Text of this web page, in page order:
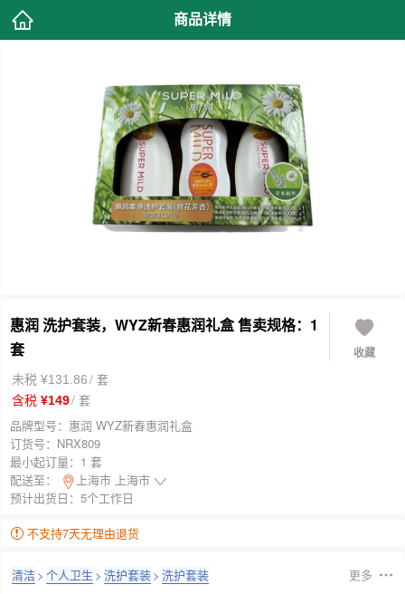
商品详情
惠润 洗护套装，WYZ新春惠润礼盒 售卖规格：1
套
收藏
未税 ¥131.86/ 套
含税 ¥149/ 套
品牌型号： 惠润 WYZ新春惠润礼盒
订货号： NRX809
最小起订量： 1 套
配送至：
上海市 上海市
预计出货日：5个工作日
不支持7天无理由退货
清洁> 个人卫生 > 洗护套装> 洗护套装 更多